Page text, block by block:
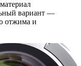
вариант —
отжима и